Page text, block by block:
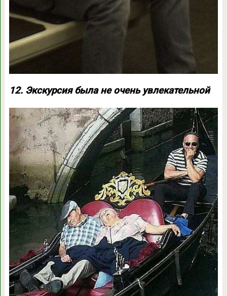
12. Экскурсия была не очень увлекательной